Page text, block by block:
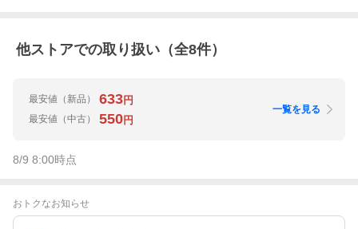
他ストアでの取り扱い（全8件）
最安値 （新品） 633円
最安値 （中古） 550円
一覧を見る
8/9 8:00時点
おトクなお知らせ